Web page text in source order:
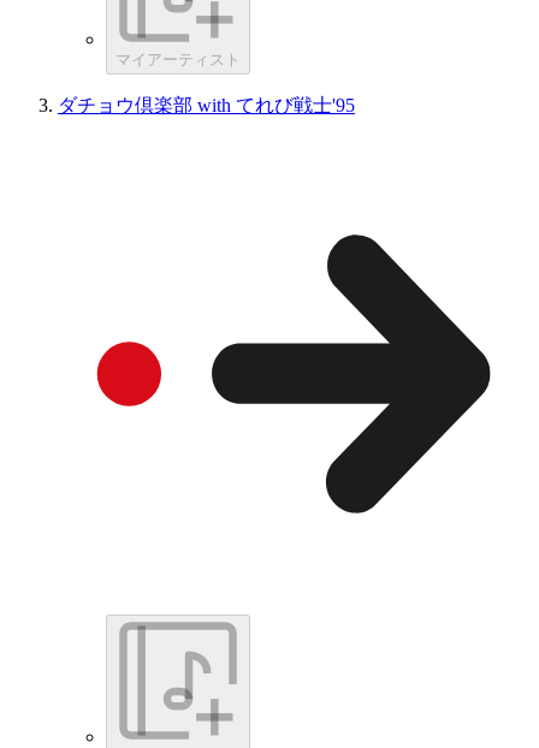
マイアーティスト
ダチョウ倶楽部 with てれび戦士'95